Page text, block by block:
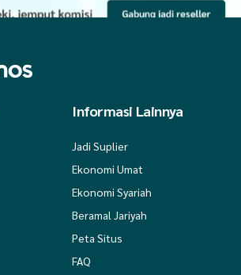
Informasi Lainnya
Jadi Suplier
Ekonomi Umat
Ekonomi Syariah
Beramal Jariyah
Peta Situs
FAQ